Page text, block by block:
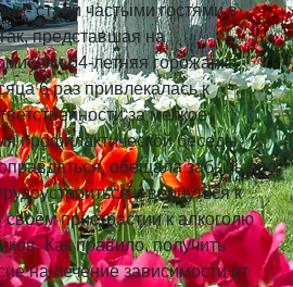
стали частыми гостями в
представшая на
64-летняя горожанка
6 раз привлекалась к
за мелкое
профилактической беседы
обещала забыть про
и вернуться к
пристрастии к алкоголю
Как правило, получить
на лечение зависимости от